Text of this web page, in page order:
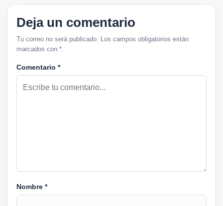
Deja un comentario
Tu correo no será publicado. Los campos obligatorios están
marcados con *.
Comentario *
Nombre *